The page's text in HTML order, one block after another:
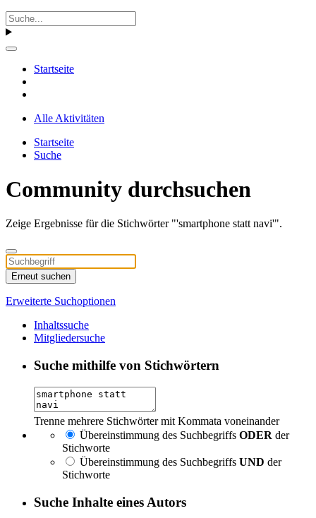
Startseite
Alle Aktivitäten
Startseite
Suche
Community durchsuchen
Zeige Ergebnisse für die Stichwörter "'smartphone statt navi'".
Erneut suchen
Erweiterte Suchoptionen
Inhaltssuche
Mitgliedersuche
Suche mithilfe von Stichwörtern
Trenne mehrere Stichwörter mit Kommata voneinander
Übereinstimmung des Suchbegriffs ODER der
Stichworte
Übereinstimmung des Suchbegriffs UND der
Stichworte
Suche Inhalte eines Autors